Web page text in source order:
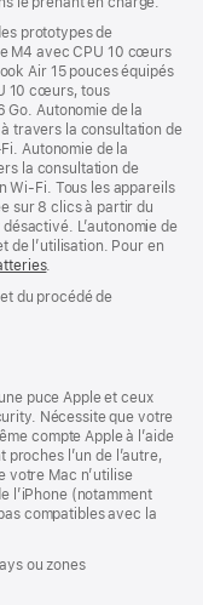
prototypes de
M4 avec CPU 10 cœurs
Air 15 pouces équipés
10 cœurs, tous
Go. Autonomie de la
travers la consultation de
Autonomie de la
la consultation de
Wi-Fi. Tous les appareils
sur 8 clics à partir du
L’autonomie de
de l’utilisation. Pour en
.
du procédé de
puce Apple et ceux
Nécessite que votre
compte Apple à l’aide
proches l’un de l’autre,
votre Mac n’utilise
l’iPhone (notamment
compatibles avec la
ou zones